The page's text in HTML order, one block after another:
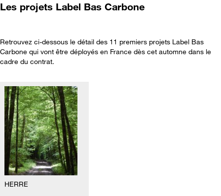
Les projets Label Bas Carbone
Retrouvez ci-dessous le détail des 11 premiers projets Label Bas
Carbone qui vont être déployés en France dès cet automne dans le
cadre du contrat.
HERRE